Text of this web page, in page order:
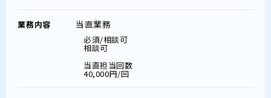
業務内容 当直業務
必須/相談可
相談可
当直担当回数
40,000円/回